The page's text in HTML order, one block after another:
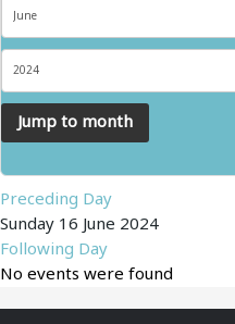
Jump to month
Preceding Day
Sunday 16 June 2024
Following Day
No events were found